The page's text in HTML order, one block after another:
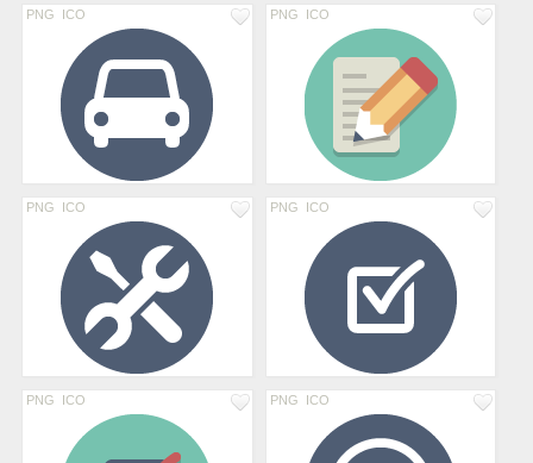
PNG ICO PNG ICO
PNG ICO PNG ICO
PNG ICO PNG ICO